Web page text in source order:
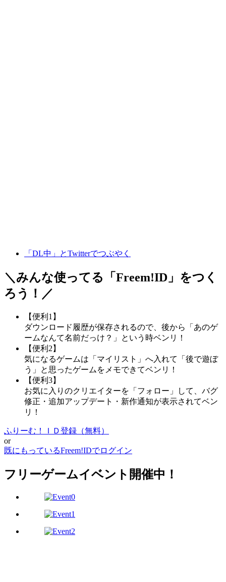
「DL中」とTwitterでつぶやく
＼みんな使ってる「 Freem!ID 」をつく
ろう！／
【便利1】
ダウンロード履歴が保存されるので、後から「あのゲ
ームなんて名前だっけ？」という時ベンリ！
【便利2】
気になるゲームは「マイリスト」へ入れて「後で遊ぼ
う」と思ったゲームをメモできてベンリ！
【便利3】
お気に入りのクリエイターを「フォロー」して、バグ
修正・追加アップデート・新作通知が表示されてベン
リ！
ふりーむ！ＩＤ登録（無料）
or
既にもっているFreem!IDでログイン
フリーゲームイベント開催中！